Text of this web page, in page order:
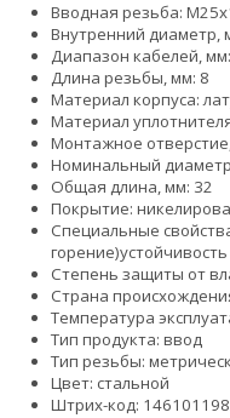
Вводная резьба:
Внутренний диаметр,
Диапазон кабелей,
Длина резьбы, мм: 8
Материал корпуса:
Материал
Монтажное
Номинальный
Общая длина, мм: 32
Покрытие:
Специальные
горение)
Степень защиты от
Страна
Температура
Тип продукта: ввод
Тип резьбы:
Цвет: стальной
Штрих-код: